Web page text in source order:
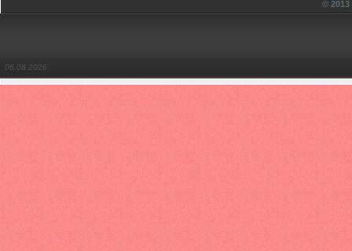
©
06.08.2026